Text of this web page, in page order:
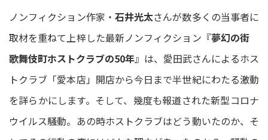
ノンフィクション作家・ 石井光太さんが数多くの当事者に
取材を重ねて上梓した最新ノンフィクション『夢幻の街
歌舞伎町ホストクラブの50年』は、愛田武さんによるホス
トクラブ「愛本店」開店から今日まで半世紀にわたる激動
を詳らかにします。そして、幾度も報道された新型コロナ
ウイルス騒動。あの時ホストクラブはどう動いたのか、そ